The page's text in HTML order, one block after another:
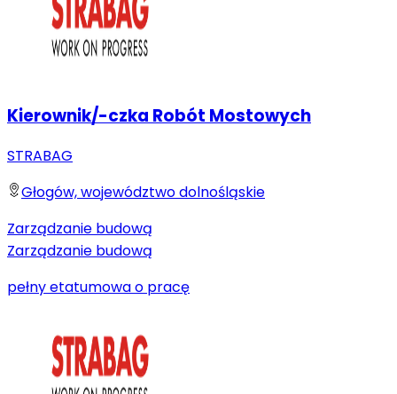
Kierownik/-czka Robót Mostowych
STRABAG
Głogów, województwo dolnośląskie
Zarządzanie budową
Zarządzanie budową
pełny etatumowa o pracę